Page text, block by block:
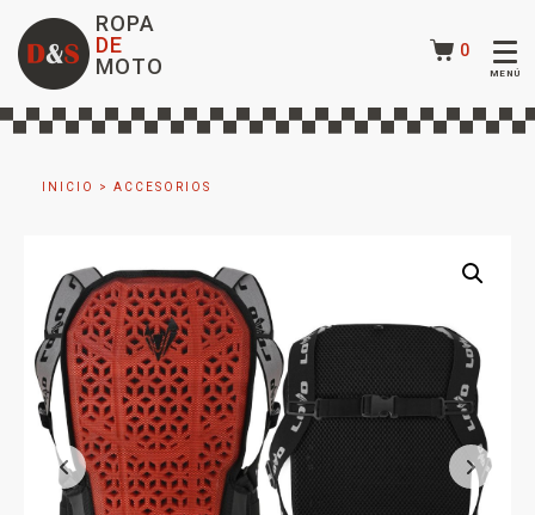
ROPA
DE
MOTO
0
INICIO > ACCESORIOS